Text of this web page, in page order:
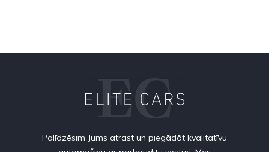
Palīdzēsim Jums atrast un piegādāt kvalitatīvu